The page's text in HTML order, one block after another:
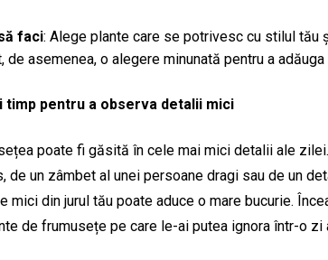
faci: Alege plante care se potrivesc cu stilul tău
de asemenea, o alegere minunată pentru a
timp pentru a observa detalii mici
poate fi găsită în cele mai mici detalii ale
de un zâmbet al unei persoane dragi sau de un
mici din jurul tău poate aduce o mare bucurie.
de frumusețe pe care le-ai putea ignora într-o zi